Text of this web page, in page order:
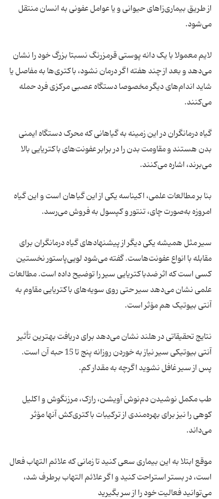
از طریق بیماری‌زاهای حیوانی و یا عوامل عفونی به انسان منتقل
لایم معمولا با یک دانه پوستی قرمزرنگ نسبتا بزرگ خود را نشان
می‌دهد و بعد از چند هفته اگر درمان نشود، باکتری‌ها به مفاصل یا
شاید اندام‌های دیگر مخصوصا دستگاه عصبی مرکزی فرد حمله
گیاه درمانگران در این زمینه به گیاهانی که محرک دستگاه ایمنی
بدن هستند و مقاومت بدن را در برابر عفونت‌های باکتریایی بالا
بنا بر مطالعات علمی، اکیناسه یکی از این گیاهان است و این گیاه
سیر مثل همیشه یکی دیگر از پیشنهاد‌های گیاه درمانگران برای
مقابله با انواع عفونت‌هاست. گفته می‌شود لویی‌پاستور نخستین
کسی است که اثر ضد‌باکتریایی سیر را توضیح داده است. مطالعات
علمی نشان می‌دهد سیر حتی روی سویه‌های باکتریایی مقاوم به
نتایج تحقیقاتی در هلند نشان می‌دهد برای دریافت بهترین تأثیر
آنتی بیوتیکی سیر نیاز به خوردن روزانه پنج تا 15 حبه آن است.
طب مکمل نوشیدن دم‌نوش آویشن، رازک، مرزنگوش و اکلیل
کوهی را نیز برای بهره‌مندی از ترکیبات باکتری‌کش آنها مۆثر
موقع ابتلا به این بیماری سعی کنید تا زمانی که علائم التهاب فعال
است، در بستر استراحت کنید و اگر علائم التهاب برطرف شد،